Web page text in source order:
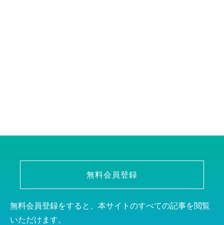
無料会員登録
無料会員登録をすると、本サイトのすべての記事を閲覧
いただけます。